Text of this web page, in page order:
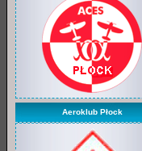
Aeroklub Płock